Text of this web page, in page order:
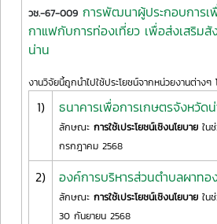
วช.-67-009 การพัฒนาผู้ประกอบการ
กาแฟกับการท่องเที่ยว เพื่อส่งเสริม
น่าน
งานวิจัยนี้ถูกนำไปใช้ประโยชน์จากหน่วยงานต่างๆ
1) ธนาคารเพื่อการเกษตรจังหวัด
ลักษณะ การใช้เประโยชน์เชิงนโยบาย ใน
กรกฎาคม 2568
2) องค์การบริหารส่วนตำบลผาทอ
ลักษณะ การใช้เประโยชน์เชิงนโยบาย ใน
30 กันยายน 2568